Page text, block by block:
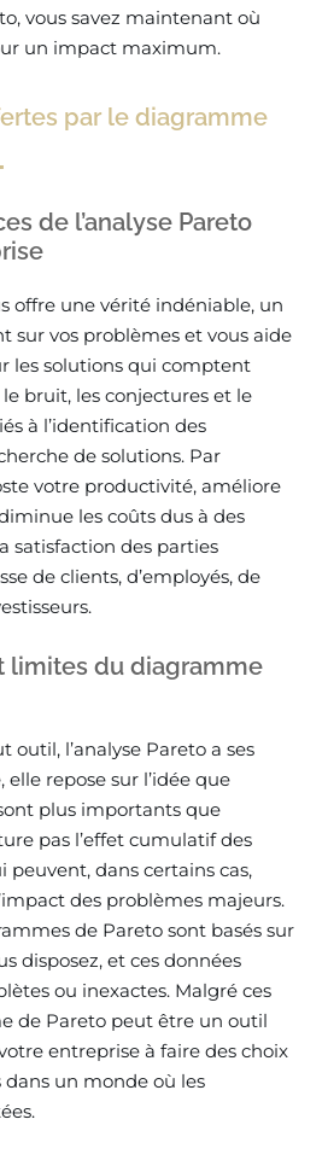
vous savez maintenant où
un impact maximum.
par le diagramme
de l’analyse Pareto
offre une vérité indéniable, un
sur vos problèmes et vous aide
les solutions qui comptent
bruit, les conjectures et le
à l’identification des
de solutions. Par
votre productivité, améliore
les coûts dus à des
satisfaction des parties
de clients, d’employés, de
limites du diagramme
outil, l’analyse Pareto a ses
repose sur l’idée que
plus importants que
pas l’effet cumulatif des
peuvent, dans certains cas,
des problèmes majeurs.
de Pareto sont basés sur
disposez, et ces données
ou inexactes. Malgré ces
de Pareto peut être un outil
entreprise à faire des choix
dans un monde où les